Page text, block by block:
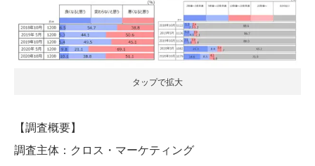
タップで拡大
【調査概要】
調査主体：クロス・マーケティング